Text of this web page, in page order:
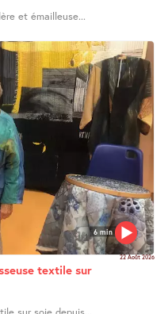
et émailleuse...
6 min
22 Août 2026
textile sur